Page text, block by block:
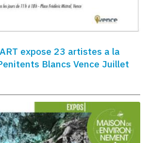
expose 23 artistes a la
Blancs Vence Juillet